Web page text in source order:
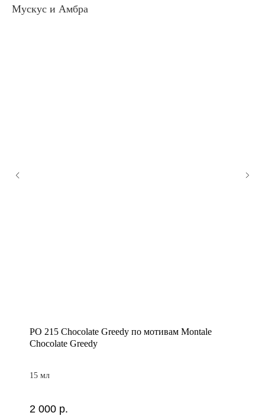
Мускус и Амбра
PO 215 Chocolate Greedy по мотивам Montale
Chocolate Greedy
15 мл
2 000 р.